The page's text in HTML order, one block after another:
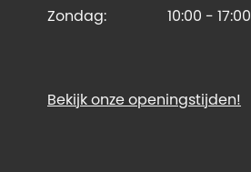
Zondag:
10:00 - 17:00
Bekijk onze openingstijden!